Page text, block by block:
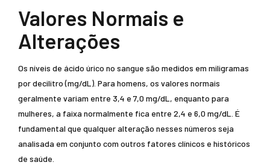
Valores Normais e
Alterações
Os níveis de ácido úrico no sangue são medidos em miligramas
por decilitro (mg/dL). Para homens, os valores normais
geralmente variam entre 3,4 e 7,0 mg/dL, enquanto para
mulheres, a faixa normalmente fica entre 2,4 e 6,0 mg/dL. É
fundamental que qualquer alteração nesses números seja
analisada em conjunto com outros fatores clínicos e históricos
de saúde.